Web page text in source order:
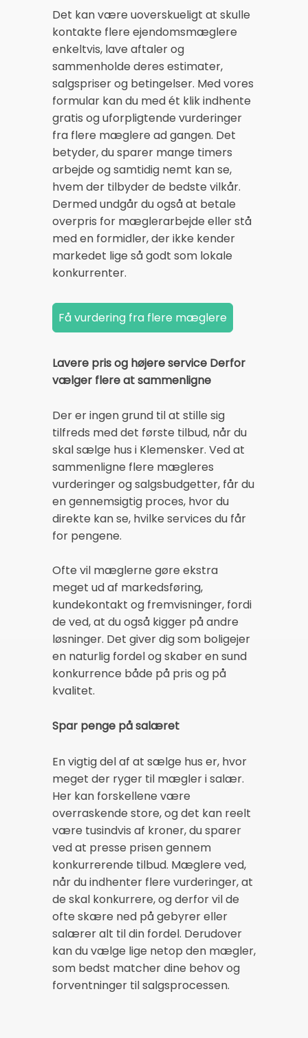
Det kan være uoverskueligt at skulle
kontakte flere ejendomsmæglere
enkeltvis, lave aftaler og
sammenholde deres estimater,
salgspriser og betingelser. Med vores
formular kan du med ét klik indhente
gratis og uforpligtende vurderinger
fra flere mæglere ad gangen. Det
betyder, du sparer mange timers
arbejde og samtidig nemt kan se,
hvem der tilbyder de bedste vilkår.
Dermed undgår du også at betale
overpris for mæglerarbejde eller stå
med en formidler, der ikke kender
markedet lige så godt som lokale
konkurrenter.
Lavere pris og højere service Derfor
vælger flere at sammenligne
Der er ingen grund til at stille sig
tilfreds med det første tilbud, når du
skal sælge hus i Klemensker. Ved at
sammenligne flere mægleres
vurderinger og salgsbudgetter, får du
en gennemsigtig proces, hvor du
direkte kan se, hvilke services du får
for pengene.
Ofte vil mæglerne gøre ekstra
meget ud af markedsføring,
kundekontakt og fremvisninger, fordi
de ved, at du også kigger på andre
løsninger. Det giver dig som boligejer
en naturlig fordel og skaber en sund
konkurrence både på pris og på
kvalitet.
Spar penge på salæret
En vigtig del af at sælge hus er, hvor
meget der ryger til mægler i salær.
Her kan forskellene være
overraskende store, og det kan reelt
være tusindvis af kroner, du sparer
ved at presse prisen gennem
konkurrerende tilbud. Mæglere ved,
når du indhenter flere vurderinger, at
de skal konkurrere, og derfor vil de
ofte skære ned på gebyrer eller
salærer alt til din fordel. Derudover
kan du vælge lige netop den mægler,
som bedst matcher dine behov og
forventninger til salgsprocessen.